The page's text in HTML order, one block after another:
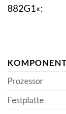
882G1«:
Prozessor
Festplatte